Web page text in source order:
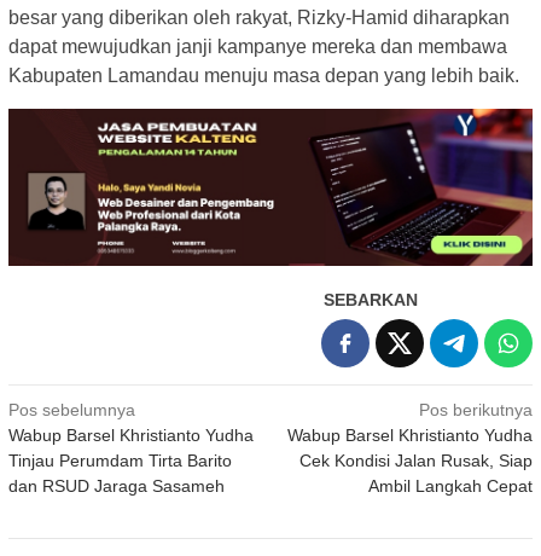
besar yang diberikan oleh rakyat, Rizky-Hamid diharapkan
dapat mewujudkan janji kampanye mereka dan membawa
Kabupaten Lamandau menuju masa depan yang lebih baik.
SEBARKAN
Navigasi
pos
Pos sebelumnya
Wabup Barsel Khristianto Yudha
Tinjau Perumdam Tirta Barito
dan RSUD Jaraga Sasameh
Pos berikutnya
Wabup Barsel Khristianto Yudha
Cek Kondisi Jalan Rusak, Siap
Ambil Langkah Cepat